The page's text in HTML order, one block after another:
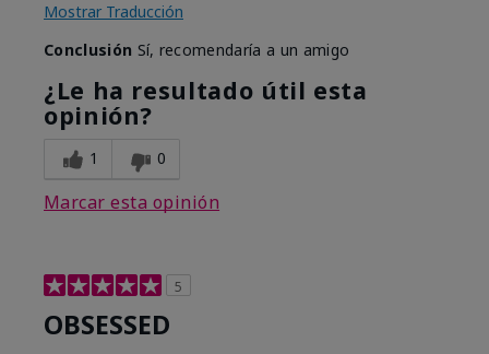
Mostrar Traducción
Conclusión Sí, recomendaría a un amigo
¿Le ha resultado útil esta
opinión?
1 0
Marcar esta opinión
5
OBSESSED